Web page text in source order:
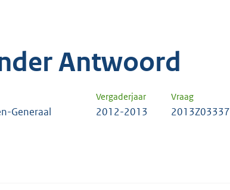
Antwoord
Vergaderjaar Vraag
Generaal 2012-2013 2013Z03337